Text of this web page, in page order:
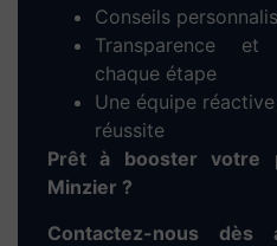
Conseils
Transparence et
chaque étape
Une équipe
réussite
Prêt à booster votre
Minzier ?
Contactez-nous dès